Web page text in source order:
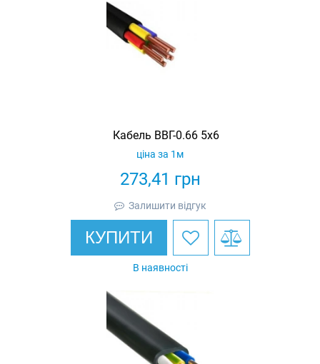
Кабель ВВГ-0.66 5х6
273,41 грн
ціна за 1м
Залишити відгук
КУПИТИ
В наявності